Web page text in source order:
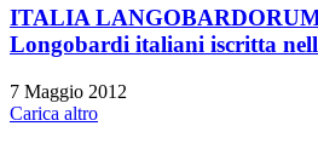
ITALIA LANGOBARDORUM
Longobardi italiani iscritta
7 Maggio 2012
Carica altro